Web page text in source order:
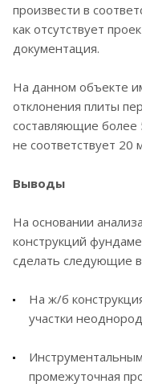
произвести в
как отсутствует
документация.
На данном объекте
отклонения плиты
составляющие более
не соответствует 20
Выводы
На основании
конструкций
сделать следующие
На ж/б
участки
промежуточная